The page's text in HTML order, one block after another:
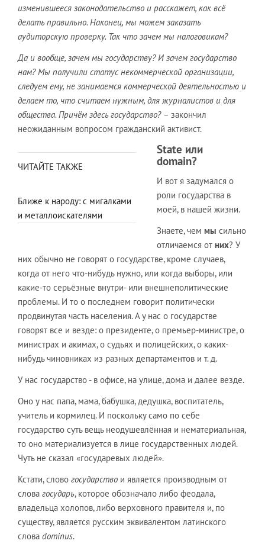
изменившееся законодательство и расскажет, как всё
делать правильно. Наконец, мы можем заказать
аудиторскую проверку. Так что зачем мы налоговикам?
Да и вообще, зачем мы государству? И зачем государство
нам? Мы получили статус некоммерческой организации,
следуем ему, не занимаемся коммерческой деятельностью и
делаем то, что считаем нужным, для журналистов и для
общества. Причём здесь государство? – закончил
неожиданным вопросом гражданский активист.
ЧИТАЙТЕ ТАКЖЕ
Ближе к народу: с мигалками
и металлоискателями
State или
domain?
И вот я задумался о
роли государства в
моей, в нашей жизни.
Знаете, чем мы сильно
отличаемся от них? У
них обычно не говорят о государстве, кроме случаев,
когда от него что-нибудь нужно, или когда выборы, или
какие-то серьёзные внутри- или внешнеполитические
проблемы. И то о последнем говорит политически
продвинутая часть населения. А у нас о государстве
говорят все и везде: о президенте, о премьер-министре, о
министрах и акимах, о судьях и полицейских, о каких-
нибудь чиновниках из разных департаментов и т. д.
У нас государство - в офисе, на улице, дома и далее везде.
Оно у нас папа, мама, бабушка, дедушка, воспитатель,
учитель и кормилец. И поскольку само по себе
государство суть вещь неодушевлённая и нематериальная,
то оно материализуется в лице государственных людей.
Чуть не сказал «государевых людей».
Кстати, слово государство и является производным от
слова государь, которое обозначало либо феодала,
владельца холопов, либо верховного правителя и, по
существу, является русским эквивалентом латинского
слова dominus.